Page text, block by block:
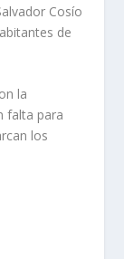
Cosío
de
la
falta para
los